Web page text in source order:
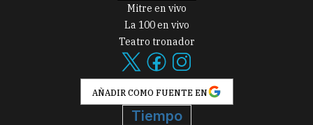
Mitre en vivo
La 100 en vivo
Teatro tronador
AÑADIR COMO FUENTE EN
Tiempo